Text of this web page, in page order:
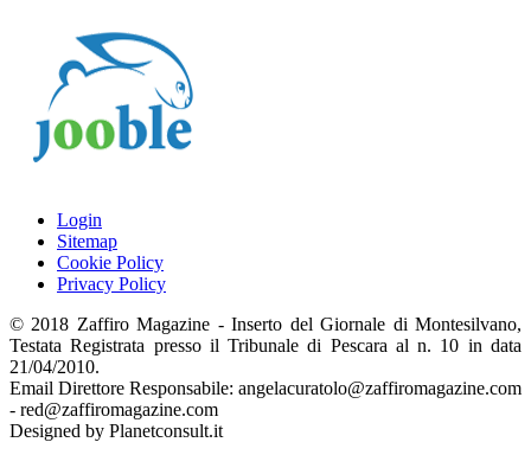
Login
Sitemap
Cookie Policy
Privacy Policy
© 2018 Zaffiro Magazine - Inserto del Giornale di Montesilvano,
Testata Registrata presso il Tribunale di Pescara al n. 10 in data
21/04/2010.
Email Direttore Responsabile: angelacuratolo@zaffiromagazine.com
- red@zaffiromagazine.com
Designed by Planetconsult.it